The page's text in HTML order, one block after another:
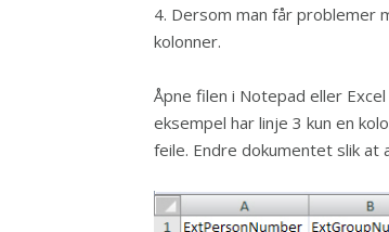
4. Dersom man får problemer
kolonner.
Åpne filen i Notepad eller
eksempel har linje 3 kun en
feile. Endre dokumentet slik at